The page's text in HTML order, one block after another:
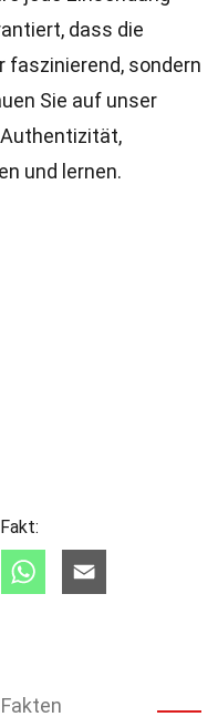
dass die
faszinierend, sondern
Sie auf unser
und lernen.